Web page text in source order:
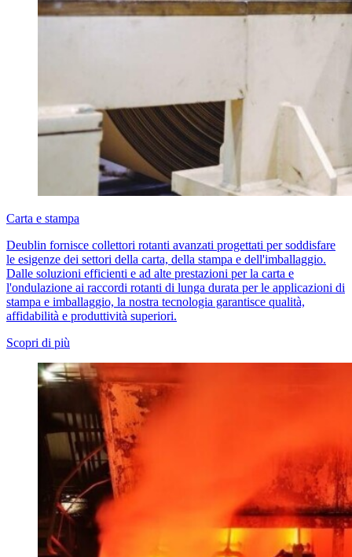
Carta e stampa
Deublin fornisce collettori rotanti avanzati progettati per soddisfare
le esigenze dei settori della carta, della stampa e dell'imballaggio.
Dalle soluzioni efficienti e ad alte prestazioni per la carta e
l'ondulazione ai raccordi rotanti di lunga durata per le applicazioni di
stampa e imballaggio, la nostra tecnologia garantisce qualità,
affidabilità e produttività superiori.
Scopri di più